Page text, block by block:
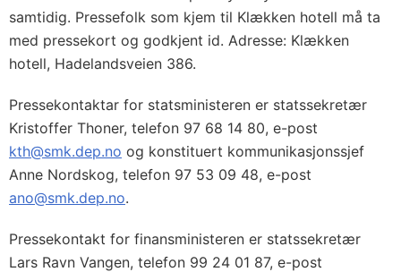
samtidig. Pressefolk som kjem til Klækken hotell må ta
med pressekort og godkjent id. Adresse: Klækken
hotell, Hadelandsveien 386.
Pressekontaktar for statsministeren er statssekretær
Kristoffer Thoner, telefon 97 68 14 80, e-post
kth@smk.dep.no og konstituert kommunikasjonssjef
Anne Nordskog, telefon 97 53 09 48, e-post
ano@smk.dep.no.
Pressekontakt for finansministeren er statssekretær
Lars Ravn Vangen, telefon 99 24 01 87, e-post